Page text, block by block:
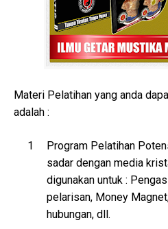
Materi Pelatihan yang anda
adalah :
Program Pelatihan
sadar dengan media
digunakan untuk :
pelarisan, Money
hubungan, dll.